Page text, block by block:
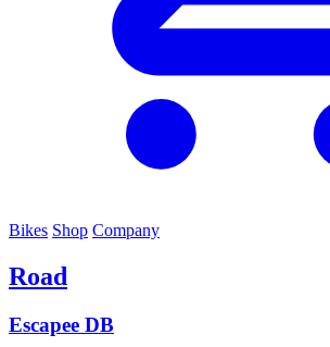
Bikes Shop Company
Road
Escapee DB